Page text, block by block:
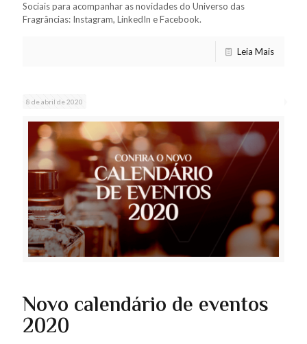
Sociais para acompanhar as novidades do Universo das
Fragrâncias: Instagram, LinkedIn e Facebook.
Leia Mais
8 de abril de 2020
Novo calendário de eventos
2020